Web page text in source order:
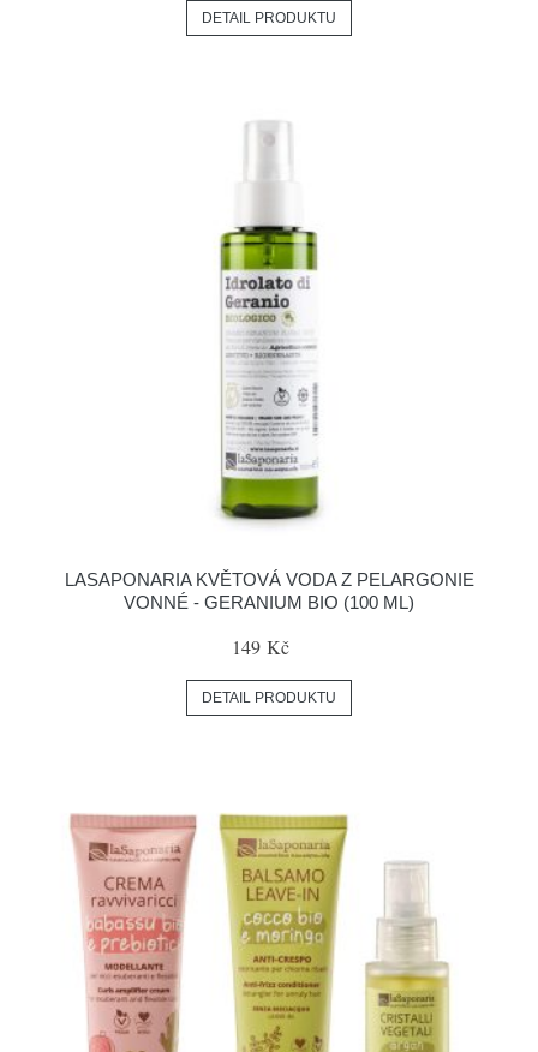
DETAIL PRODUKTU
LASAPONARIA KVĚTOVÁ VODA Z PELARGONIE
VONNÉ - GERANIUM BIO (100 ML)
149 Kč
DETAIL PRODUKTU